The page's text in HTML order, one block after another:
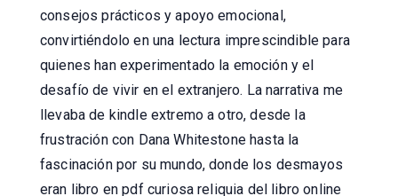
consejos prácticos y apoyo emocional,
convirtiéndolo en una lectura imprescindible para
quienes han experimentado la emoción y el
desafío de vivir en el extranjero. La narrativa me
llevaba de kindle extremo a otro, desde la
frustración con Dana Whitestone hasta la
fascinación por su mundo, donde los desmayos
eran libro en pdf curiosa reliquia del libro online​